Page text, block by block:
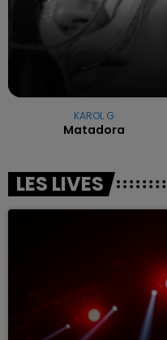
KAROL G
Matadora
LES LIVES